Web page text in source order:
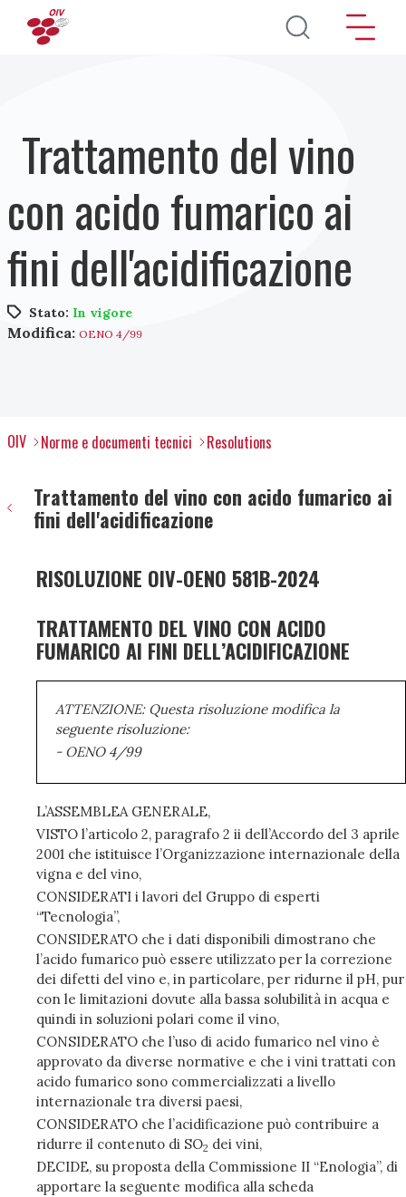
Salta al contenuto principale
Trattamento del vino
con acido fumarico ai
fini dell'acidificazione
Stato: In vigore
Modifica: OENO 4/99
OIV Norme e documenti tecnici Resolutions
Trattamento del vino con acido fumarico ai
fini dell'acidificazione
RISOLUZIONE OIV-OENO 581B-2024
TRATTAMENTO DEL VINO CON ACIDO
FUMARICO AI FINI DELL’ACIDIFICAZIONE
ATTENZIONE: Questa risoluzione modifica la
seguente risoluzione:
- OENO 4/99
L’ASSEMBLEA GENERALE,
VISTO l’articolo 2, paragrafo 2 ii dell’Accordo del 3 aprile
2001 che istituisce l’Organizzazione internazionale della
vigna e del vino,
CONSIDERATI i lavori del Gruppo di esperti
“Tecnologia”,
CONSIDERATO che i dati disponibili dimostrano che
l’acido fumarico può essere utilizzato per la correzione
dei difetti del vino e, in particolare, per ridurne il pH, pur
con le limitazioni dovute alla bassa solubilità in acqua e
quindi in soluzioni polari come il vino,
CONSIDERATO che l’uso di acido fumarico nel vino è
approvato da diverse normative e che i vini trattati con
acido fumarico sono commercializzati a livello
internazionale tra diversi paesi,
CONSIDERATO che l’acidificazione può contribuire a
ridurre il contenuto di SO2 dei vini,
DECIDE, su proposta della Commissione II “Enologia”, di
apportare la seguente modifica alla scheda